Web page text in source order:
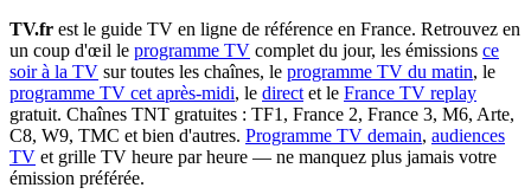
TV.fr est le guide TV en ligne de référence en France. Retrouvez en
un coup d'œil le programme TV complet du jour, les émissions ce
soir à la TV sur toutes les chaînes, le programme TV du matin, le
programme TV cet après-midi, le direct et le France TV replay
gratuit. Chaînes TNT gratuites : TF1, France 2, France 3, M6, Arte,
C8, W9, TMC et bien d'autres. Programme TV demain, audiences
TV et grille TV heure par heure — ne manquez plus jamais votre
émission préférée.